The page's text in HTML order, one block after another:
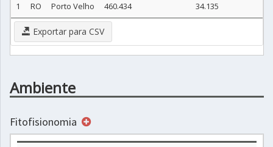
1
RO Porto Velho 460.434 34.135
Exportar para CSV
Ambiente
Fitofisionomia